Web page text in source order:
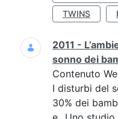
TWINS
2011 -
sonno dei
Contenuto
I disturbi del
30% dei